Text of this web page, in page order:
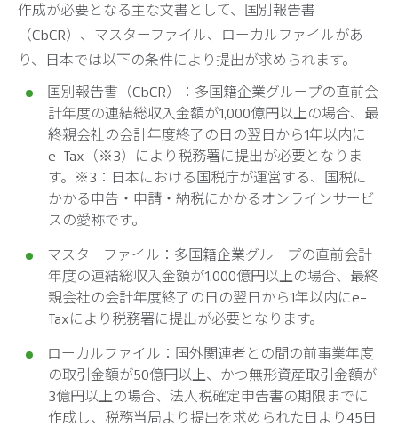
作成が必要となる主な文書として、国別報告書
（CbCR）、マスターファイル、ローカルファイルがあ
り、日本では以下の条件により提出が求められます。
国別報告書（CbCR）：多国籍企業グループの直前会
計年度の連結総収入金額が1,000億円以上の場合、最
終親会社の会計年度終了の日の翌日から1年以内に
e-Tax（※3）により税務署に提出が必要となりま
す。※3：日本における国税庁が運営する、国税に
かかる申告・申請・納税にかかるオンラインサービ
スの愛称です。
マスターファイル：多国籍企業グループの直前会計
年度の連結総収入金額が1,000億円以上の場合、最終
親会社の会計年度終了の日の翌日から1年以内にe-
Taxにより税務署に提出が必要となります。
ローカルファイル：国外関連者との間の前事業年度
の取引金額が50億円以上、かつ無形資産取引金額が
3億円以上の場合、法人税確定申告書の期限までに
作成し、税務当局より提出を求められた日より45日